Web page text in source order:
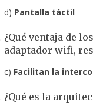
d) Pantalla táctil
¿Qué ventaja de
adaptador wifi,
c) Facilitan la
¿Qué es la